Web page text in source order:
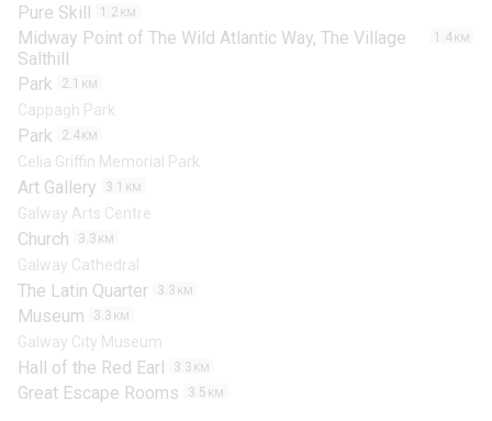
Pure Skill 1.2 KM
Midway Point of The Wild Atlantic Way, The Village
Salthill
1.4 KM
Park 2.1 KM
Cappagh Park
Park 2.4 KM
Celia Griffin Memorial Park
Art Gallery 3.1 KM
Galway Arts Centre
Church 3.3 KM
Galway Cathedral
The Latin Quarter 3.3 KM
Museum 3.3 KM
Galway City Museum
Hall of the Red Earl 3.3 KM
Great Escape Rooms 3.5 KM